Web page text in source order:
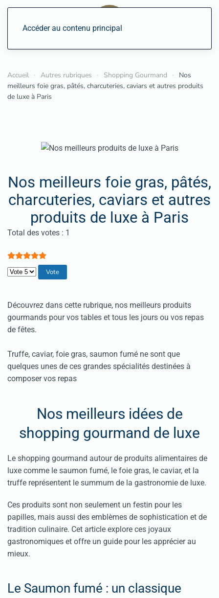
Accéder au contenu principal
Accueil Autres rubriques Shopping Gourmand
Nos
meilleurs foie gras, pâtés, charcuteries, caviars et autres produits
de luxe à Paris
Nos meilleurs foie gras, pâtés,
charcuteries, caviars et autres
produits de luxe à Paris
Vote utilisateur:5/
Total des votes : 1
Veuillez voter
Découvrez dans cette rubrique, nos meilleurs produits
gourmands pour vos tables et tous les jours ou vos repas
de fêtes.
Truffe, caviar, foie gras, saumon fumé ne sont que
quelques unes de ces grandes spécialités destinées à
composer vos repas
Nos meilleurs idées de
shopping gourmand de luxe
Le shopping gourmand autour de produits alimentaires de
luxe comme le saumon fumé, le foie gras, le caviar, et la
truffe représentent le summum de la gastronomie de luxe.
Ces produits sont non seulement un festin pour les
papilles, mais aussi des emblèmes de sophistication et de
tradition culinaire. Cet article explore ces joyaux
gastronomiques et offre un guide pour les apprécier au
mieux.
Le Saumon fumé : un classique